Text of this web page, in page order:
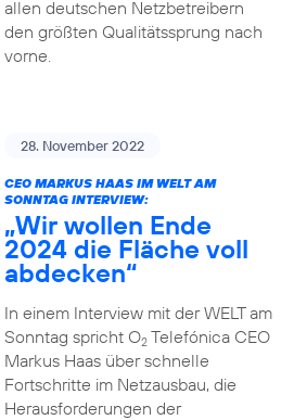
allen deutschen Netzbetreibern
den größten Qualitätssprung nach
vorne.
28. November 2022
CEO MARKUS HAAS IM WELT AM
SONNTAG INTERVIEW:
„Wir wollen Ende
2024 die Fläche voll
abdecken“
In einem Interview mit der WELT am
Sonntag spricht O2Telefónica CEO
Markus Haas über schnelle
Fortschritte im Netzausbau, die
Herausforderungen der